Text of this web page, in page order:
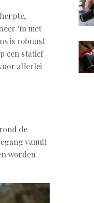
‘m met
is robuust
een statief
allerlei
de
vanuit
worden